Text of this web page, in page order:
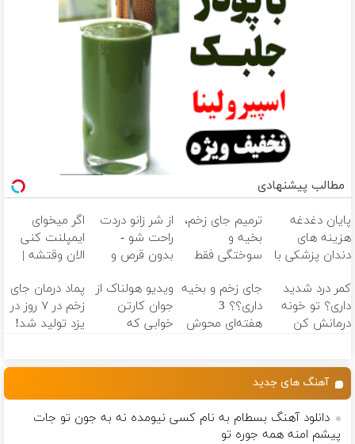
مطالب پیشنهادی
پایان دغدغه
هزینه های
دندان پزشکی با
کننده خانگی
ترمیم جای زخم،
بخیه و
سوختگی فقط
از شر زانو دردت
راحت شو -
بدون قرص و
اگر میخوای
ایمپلنت کنی
الان وقتشه |
میلیون تومان!!!
کمر درد شدید
داری؟ تو خونه
درمانش کن
جای زخم و بخیه
داری؟؟ 3
هفته‌ای محوش
ویدیو هولناک از
جوان کارتن
خوابی که
پماد درمان جای
زخم در ۷ روز در
یزد تولید شد!
آهنگ های جدید
دانلود آهنگ بسطام به نام کسی نیومده نه به جون تو جات
پیشم امنه همه جوره تو